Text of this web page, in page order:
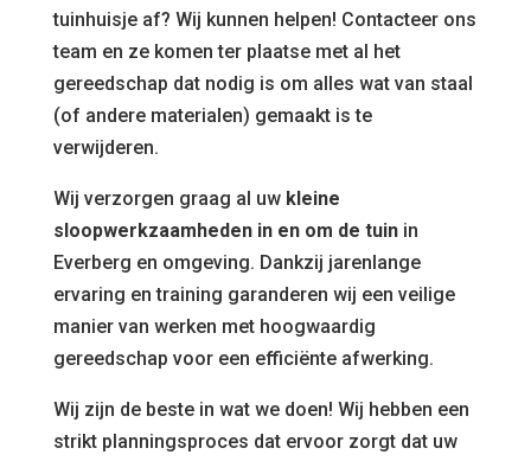
tuinhuisje af? Wij kunnen helpen! Contacteer ons
team en ze komen ter plaatse met al het
gereedschap dat nodig is om alles wat van staal
(of andere materialen) gemaakt is te
verwijderen.
Wij verzorgen graag al uw kleine
sloopwerkzaamheden in en om de tuinin
Everberg en omgeving. Dankzij jarenlange
ervaring en training garanderen wij een veilige
manier van werken met hoogwaardig
gereedschap voor een efficiënte afwerking.
Wij zijn de beste in wat we doen! Wij hebben een
strikt planningsproces dat ervoor zorgt dat uw